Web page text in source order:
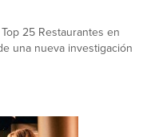
25 Restaurantes en
una nueva investigación